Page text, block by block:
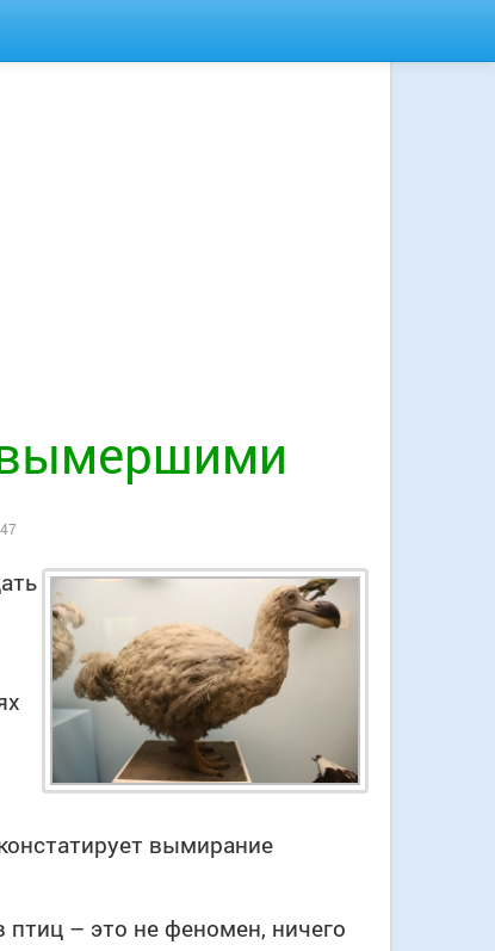
вымирание
– это не феномен, ничего